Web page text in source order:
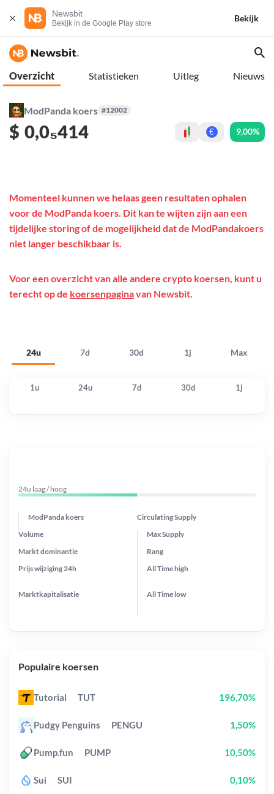
Newsbit
Bekijk in de Google Play store
Bekijk
Overzicht Statistieken Uitleg Nieuws
ModPanda koers #12002
$ 0,0₅414 € 9,00%
24u 7d 30d 1j Max
Momenteel kunnen we helaas geen resultaten ophalen
voor de ModPanda koers. Dit kan te wijten zijn aan een
tijdelijke storing of de mogelijkheid dat de ModPandakoers
niet langer beschikbaar is.
Voor een overzicht van alle andere crypto koersen, kunt u
terecht op de koersenpaginavan Newsbit.
1u 24u 7d 30d 1j
24u laag / hoog
ModPanda koers Circulating Supply
Prijs wijziging 24h
Max Supply
Markt dominantie
Marktkapitalisatie
Volume
Rang
All Timehigh
All Time low
Populaire koersen
Tutorial TUT 196,70%
Pudgy Penguins PENGU 1,50%
Pump.fun PUMP 10,50%
Sui SUI 0,10%